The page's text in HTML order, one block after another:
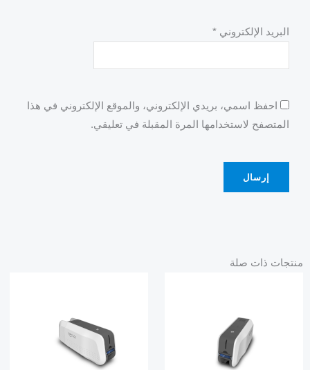
البريد الإلكتروني *
احفظ اسمي، بريدي الإلكتروني، والموقع الإلكتروني في هذا
المتصفح لاستخدامها المرة المقبلة في تعليقي.
منتجات ذات صلة